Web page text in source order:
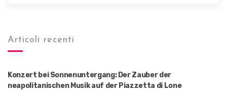
Articoli recenti
Konzert bei Sonnenuntergang: Der Zauber der
neapolitanischen Musik auf der Piazzetta di Lone